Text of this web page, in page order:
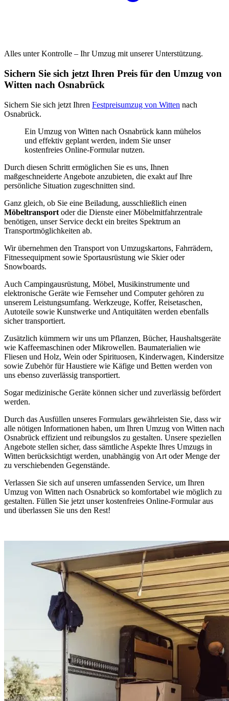
Alles unter Kontrolle – Ihr Umzug mit unserer Unterstützung.
Sichern Sie sich jetzt Ihren Preis für den Umzug von
Witten nach Osnabrück
Sichern Sie sich jetzt Ihren Festpreisumzug von Witten nach
Osnabrück.
Ein Umzug von Witten nach Osnabrück kann mühelos
und effektiv geplant werden, indem Sie unser
kostenfreies Online-Formular nutzen.
Durch diesen Schritt ermöglichen Sie es uns, Ihnen
maßgeschneiderte Angebote anzubieten, die exakt auf Ihre
persönliche Situation zugeschnitten sind.
Ganz gleich, ob Sie eine Beiladung, ausschließlich einen
Möbeltransport oder die Dienste einer Möbelmitfahrzentrale
benötigen, unser Service deckt ein breites Spektrum an
Transportmöglichkeiten ab.
Wir übernehmen den Transport von Umzugskartons, Fahrrädern,
Fitnessequipment sowie Sportausrüstung wie Skier oder
Snowboards.
Auch Campingausrüstung, Möbel, Musikinstrumente und
elektronische Geräte wie Fernseher und Computer gehören zu
unserem Leistungsumfang. Werkzeuge, Koffer, Reisetaschen,
Autoteile sowie Kunstwerke und Antiquitäten werden ebenfalls
sicher transportiert.
Zusätzlich kümmern wir uns um Pflanzen, Bücher, Haushaltsgeräte
wie Kaffeemaschinen oder Mikrowellen. Baumaterialien wie
Fliesen und Holz, Wein oder Spirituosen, Kinderwagen, Kindersitze
sowie Zubehör für Haustiere wie Käfige und Betten werden von
uns ebenso zuverlässig transportiert.
Sogar medizinische Geräte können sicher und zuverlässig befördert
werden.
Durch das Ausfüllen unseres Formulars gewährleisten Sie, dass wir
alle nötigen Informationen haben, um Ihren Umzug von Witten nach
Osnabrück effizient und reibungslos zu gestalten. Unsere speziellen
Angebote stellen sicher, dass sämtliche Aspekte Ihres Umzugs in
Witten berücksichtigt werden, unabhängig von Art oder Menge der
zu verschiebenden Gegenstände.
Verlassen Sie sich auf unseren umfassenden Service, um Ihren
Umzug von Witten nach Osnabrück so komfortabel wie möglich zu
gestalten. Füllen Sie jetzt unser kostenfreies Online-Formular aus
und überlassen Sie uns den Rest!